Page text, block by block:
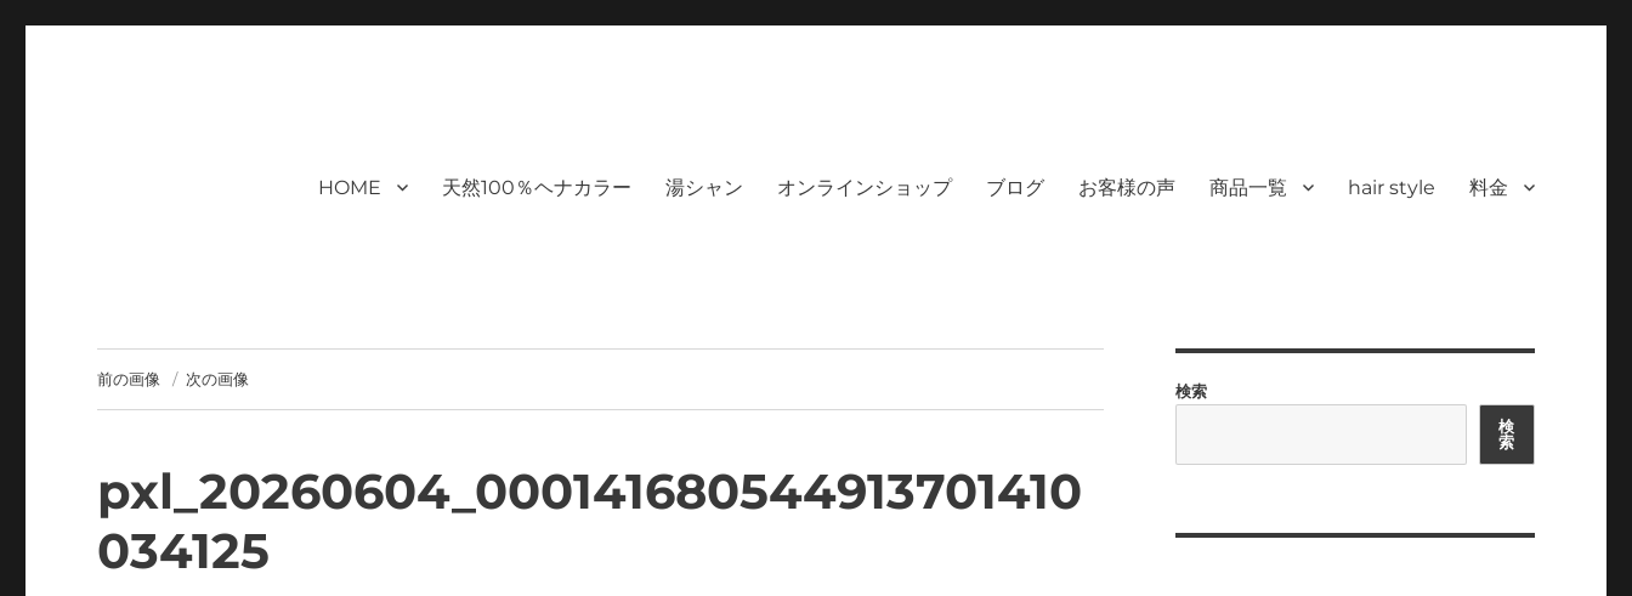
ケアサロン｜オフィシャルサイト｜福岡天神エリアで早朝7時から深夜24時まで営業｜天然100％
HOME 天然100％ヘナカラー 湯シャン オンラインショップ ブログ お客様の声 商品一覧 hair style 料金
前の画像 次の画像
pxl_20260604_000141680544913701410
034125
検索
検
索